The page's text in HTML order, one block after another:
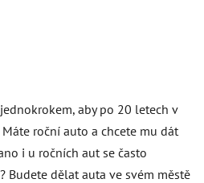
aby po 20 letech v
roční auto a chcete mu dát
i u ročních aut se často
Budete dělat auta ve svém městě